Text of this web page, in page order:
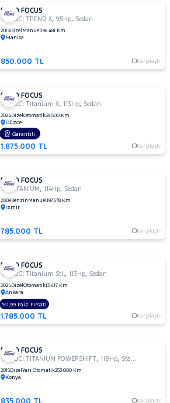
FORD FOCUS
1.6 TDCI TREND X,95Hp, Sedan
2013DizelManuel196.481 Km
Manisa
850.000 TL Karşılaştır
FORD FOCUS
1.5 TDCi Titanium X,113Hp, Sedan
2024DizelOtomatik39.500 Km
Düzce
1.875.000 TL Karşılaştır
Garantili
FORD FOCUS
1.6 TITANIUM ,114Hp, Sedan
2009Benzin Manuel197.578 Km
İzmir
785.000 TL Karşılaştır
FORD FOCUS
1.5 TDCI Titanium Stil,113Hp, Sedan
2024DizelOtomatik13.417 Km
Ankara
1.785.000 TL Karşılaştır
%1,99 Faiz Fırsatı
FORD FOCUS
1.5 TDCI TITANIUM POWERSHIFT,118Hp, StationWagon
2015DizelYarı Otomatik253.000 Km
Konya
Karşılaştır